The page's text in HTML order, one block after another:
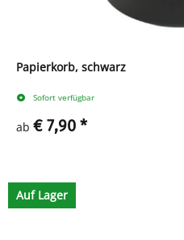
Papierkorb, schwarz
Sofort verfügbar
ab € 7,90 *
Auf Lager